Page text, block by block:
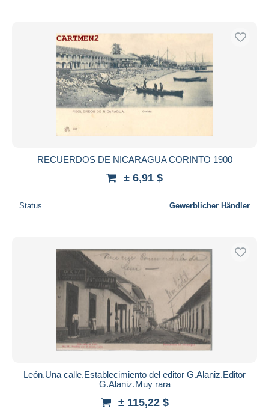
RECUERDOS DE NICARAGUA CORINTO 1900
± 6,91 $
Status Gewerblicher Händler
León.Una calle.Establecimiento del editor G.Alaniz.Editor
G.Alaniz.Muy rara
± 115,22 $